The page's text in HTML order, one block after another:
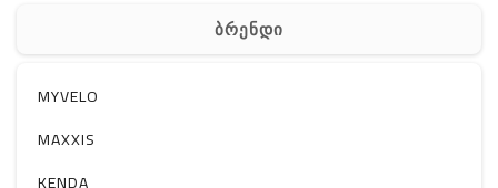
სხვადასხვა
ბრენდი
MYVELO
MAXXIS